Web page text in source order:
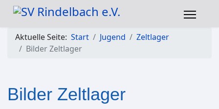
Aktuelle Seite: Start Jugend
Zeltlager
Bilder Zeltlager
Bilder Zeltlager